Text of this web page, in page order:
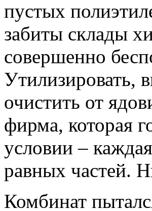
пустых
забиты склады
совершенно
Утилизировать,
очистить от
фирма, которая
условии –
равных частей.
Комбинат